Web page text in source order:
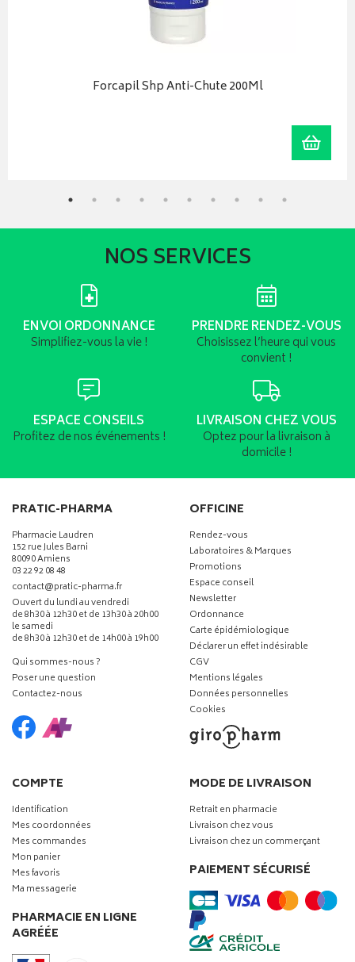
Forcapil Shp Anti-Chute 200Ml
NOS SERVICES
ENVOI ORDONNANCE
Simplifiez-vous la vie !
PRENDRE RENDEZ-VOUS
Choisissez l’heure qui vous
convient !
ESPACE CONSEILS
Profitez de nos événements !
LIVRAISON CHEZ VOUS
Optez pour la livraison à
domicile !
PRATIC-PHARMA
Pharmacie Laudren
152 rue Jules Barni
80090 Amiens
03 22 92 08 48
contact-
@-
pratic-pharma.fr
Ouvert du lundi au vendredi
de 8h30 à 12h30 et de 13h30 à 20h00
le samedi
de 8h30 à 12h30 et de 14h00 à 19h00
Qui sommes-nous ?
Poser une question
Contactez-nous
OFFICINE
Rendez-vous
Laboratoires & Marques
Promotions
Espace conseil
Newsletter
Ordonnance
Carte épidémiologique
Déclarer un effet indésirable
CGV
Mentions légales
Données personnelles
Cookies
COMPTE
Identification
Mes coordonnées
Mes commandes
Mon panier
Mes favoris
Ma messagerie
PHARMACIE EN LIGNE
AGRÉÉE
MODE DE LIVRAISON
Retrait en pharmacie
Livraison chez vous
Livraison chez un commerçant
PAIEMENT SÉCURISÉ